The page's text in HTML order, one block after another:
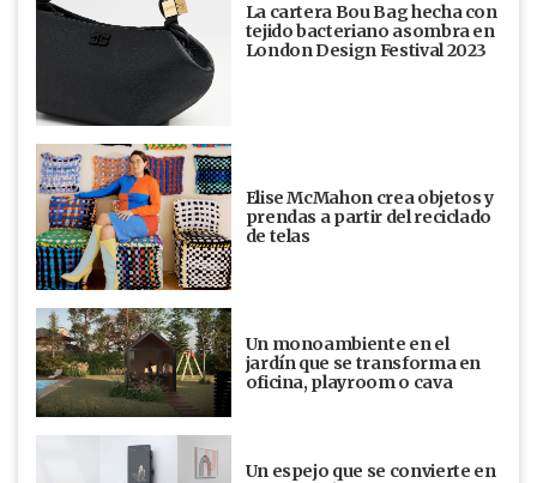
La cartera Bou Bag hecha con
tejido bacteriano asombra en
London Design Festival 2023
Elise McMahon crea objetos y
prendas a partir del reciclado
de telas
Un monoambiente en el
jardín que se transforma en
oficina, playroom o cava
Un espejo que se convierte en